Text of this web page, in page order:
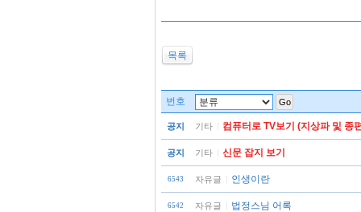
목록
번호 Go
공지 기타 컴퓨터로 TV보기 (지상파 및 종
공지 기타 신문 잡지 보기
6543 자유글 인생이란
6542 자유글 법정스님 어록